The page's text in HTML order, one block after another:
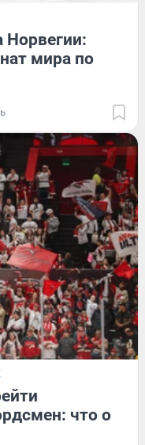
Норвегии:
мира по
что о